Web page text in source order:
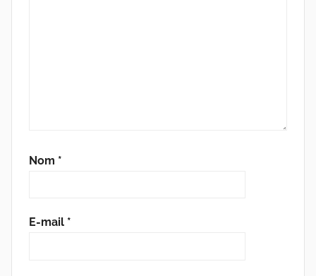
Nom *
E-mail *